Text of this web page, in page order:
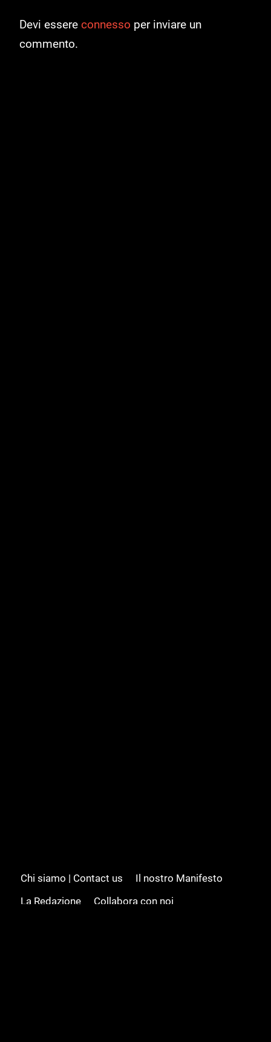
Devi essere connesso per inviare un
commento.
Chi siamo | Contact us
Il nostro Manifesto
La Redazione
Collabora con noi